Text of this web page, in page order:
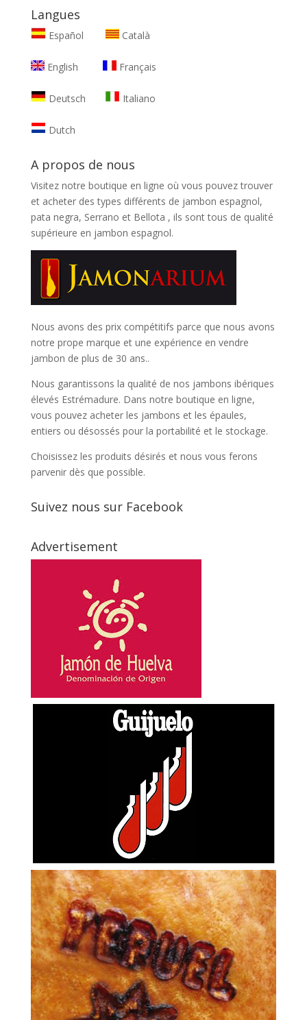
Langues
Español Català
English Français
Deutsch Italiano
Dutch
A propos de nous
Visitez notre boutique en ligne où vous pouvez trouver
et acheter des types différents de jambon espagnol,
pata negra, Serrano et Bellota , ils sont tous de qualité
supérieure en jambon espagnol.
Nous avons des prix compétitifs parce que nous avons
notre prope marque et une expérience en vendre
jambon de plus de 30 ans..
Nous garantissons la qualité de nos jambons ibériques
élevés Estrémadure. Dans notre boutique en ligne,
vous pouvez acheter les jambons et les épaules,
entiers ou désossés pour la portabilité et le stockage.
Choisissez les produits désirés et nous vous ferons
parvenir dès que possible.
Suivez nous sur Facebook
Advertisement